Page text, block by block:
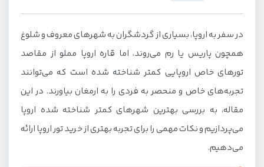
در سفر به اروپا، بسیاری از گردشگران به شهرهای معروف و شلوغ
همچون پاریس یا رم می‌روند، اما قاره اروپا مملو از مقاصد
تورهای خاص اروپایی کمتر شناخته شده است که می‌توانند
تجربه‌های خاص و منحصر به فردی را به ارمغان بیاورند. در این
مقاله، به بررسی بهترین شهرهای کمتر شناخته شده اروپا
می‌پردازیم و نکات مهمی را برای تجربه بهتری از خرید تور اروپا ارائه
می‌دهیم.